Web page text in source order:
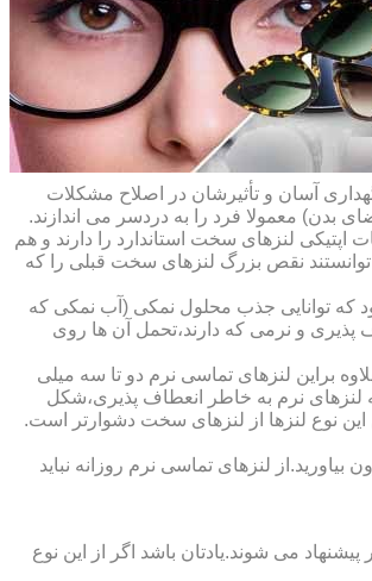
آسان و تأثیرشان در اصلاح مشکلات
بدن) معمولا فرد را به دردسر می اندازند.
لنزهای سخت استاندارد را دارند و هم
به اکسیژن ساخته شده اند،در اواخر دهه ی ۱۹۷۰ و در طول دهه های ۱۹۸۰ و ۱۹۹۰ طراحی شدند و توانستند نقص بزرگ لنزهای سخت قبلی را که
که توانایی جذب محلول نمکی (آب نمکی که
و نرمی که دارند،تحمل آن ها روی
براین لنزهای تماسی نرم دو تا سه میلی
لنزهای نرم به خاطر انعطاف پذیری،شکل
این نوع لنزها از لنزهای سخت دشوارتر است.
لنزهای تماسی نرم روزانه نباید
می شوند.یادتان باشد اگر از این نوع